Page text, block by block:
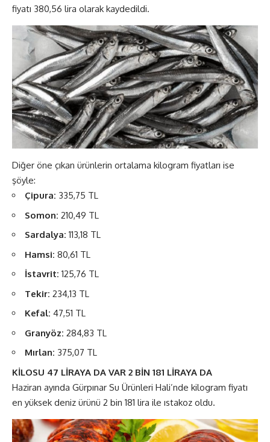
fiyatı 380,56 lira olarak kaydedildi.
Diğer öne çıkan ürünlerin ortalama kilogram fiyatları ise
şöyle:
Çipura: 335,75 TL
Somon: 210,49 TL
Sardalya: 113,18 TL
Hamsi: 80,61 TL
İstavrit: 125,76 TL
Tekir: 234,13 TL
Kefal: 47,51 TL
Granyöz: 284,83 TL
Mırlan: 375,07 TL
KİLOSU 47 LİRAYA DA VAR 2 BİN 181 LİRAYA DA
Haziran ayında Gürpınar Su Ürünleri Hali’nde kilogram fiyatı
en yüksek deniz ürünü 2 bin 181 lira ile ıstakoz oldu.